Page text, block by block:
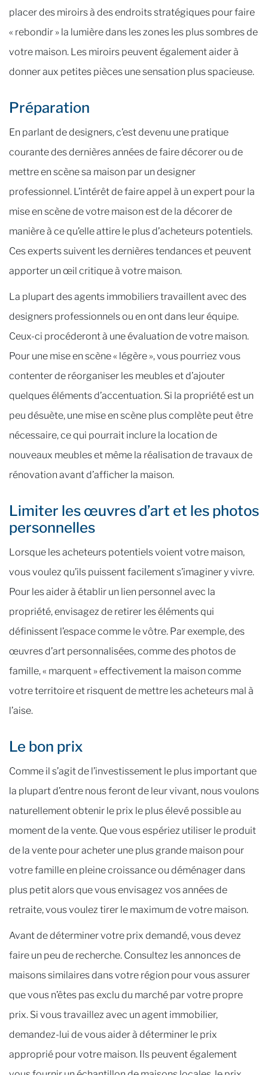
placer des miroirs à des endroits stratégiques pour faire
« rebondir » la lumière dans les zones les plus sombres de
votre maison. Les miroirs peuvent également aider à
donner aux petites pièces une sensation plus spacieuse.
Préparation
En parlant de designers, c’est devenu une pratique
courante des dernières années de faire décorer ou de
mettre en scène sa maison par un designer
professionnel. L’intérêt de faire appel à un expert pour la
mise en scène de votre maison est de la décorer de
manière à ce qu’elle attire le plus d’acheteurs potentiels.
Ces experts suivent les dernières tendances et peuvent
apporter un œil critique à votre maison.
La plupart des agents immobiliers travaillent avec des
designers professionnels ou en ont dans leur équipe.
Ceux-ci procéderont à une évaluation de votre maison.
Pour une mise en scène « légère », vous pourriez vous
contenter de réorganiser les meubles et d’ajouter
quelques éléments d’accentuation. Si la propriété est un
peu désuète, une mise en scène plus complète peut être
nécessaire, ce qui pourrait inclure la location de
nouveaux meubles et même la réalisation de travaux de
rénovation avant d’afficher la maison.
Limiter les œuvres d’art et les photos
personnelles
Lorsque les acheteurs potentiels voient votre maison,
vous voulez qu’ils puissent facilement s’imaginer y vivre.
Pour les aider à établir un lien personnel avec la
propriété, envisagez de retirer les éléments qui
définissent l’espace comme le vôtre. Par exemple, des
œuvres d’art personnalisées, comme des photos de
famille, « marquent » effectivement la maison comme
votre territoire et risquent de mettre les acheteurs mal à
l’aise.
Le bon prix
Comme il s’agit de l’investissement le plus important que
la plupart d’entre nous feront de leur vivant, nous voulons
naturellement obtenir le prix le plus élevé possible au
moment de la vente. Que vous espériez utiliser le produit
de la vente pour acheter une plus grande maison pour
votre famille en pleine croissance ou déménager dans
plus petit alors que vous envisagez vos années de
retraite, vous voulez tirer le maximum de votre maison.
Avant de déterminer votre prix demandé, vous devez
faire un peu de recherche. Consultez les annonces de
maisons similaires dans votre région pour vous assurer
que vous n’êtes pas exclu du marché par votre propre
prix. Si vous travaillez avec un agent immobilier,
demandez-lui de vous aider à déterminer le prix
approprié pour votre maison. Ils peuvent également